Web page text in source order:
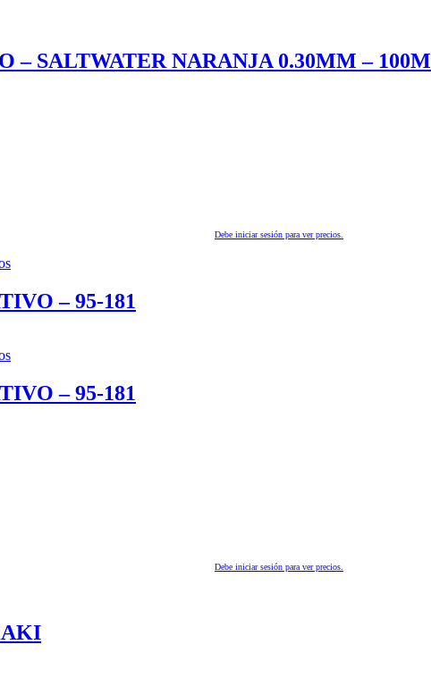
SALTWATER NARANJA 0.30MM – 100M
Debe iniciar sesión para ver precios.
– 95-181
– 95-181
Debe iniciar sesión para ver precios.